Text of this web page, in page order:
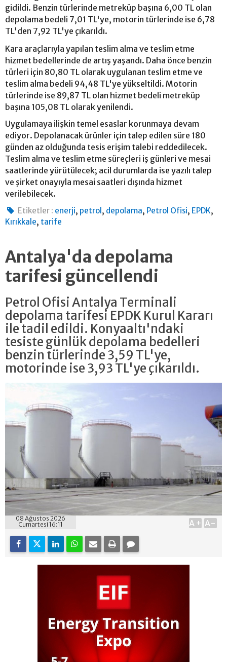
gidildi. Benzin türlerinde metreküp başına 6,00 TL olan
depolama bedeli 7,01 TL'ye, motorin türlerinde ise 6,78
TL'den 7,92 TL'ye çıkarıldı.
Kara araçlarıyla yapılan teslim alma ve teslim etme
hizmet bedellerinde de artış yaşandı. Daha önce benzin
türleri için 80,80 TL olarak uygulanan teslim etme ve
teslim alma bedeli 94,48 TL'ye yükseltildi. Motorin
türlerinde ise 89,87 TL olan hizmet bedeli metreküp
başına 105,08 TL olarak yenilendi.
Uygulamaya ilişkin temel esaslar korunmaya devam
ediyor. Depolanacak ürünler için talep edilen süre 180
günden az olduğunda tesis erişim talebi reddedilecek.
Teslim alma ve teslim etme süreçleri iş günleri ve mesai
saatlerinde yürütülecek; acil durumlarda ise yazılı talep
ve şirket onayıyla mesai saatleri dışında hizmet
verilebilecek.
Etiketler : enerji, petrol , depolama, Petrol Ofisi, EPDK,
Kırıkkale, tarife
Antalya'da depolama
tarifesi güncellendi
Petrol Ofisi Antalya Terminali
depolama tarifesi EPDK Kurul Kararı
ile tadil edildi. Konyaaltı'ndaki
tesiste günlük depolama bedelleri
benzin türlerinde 3,59 TL'ye,
motorinde ise 3,93 TL'ye çıkarıldı.
08 Ağustos 2026
Cumartesi 16:11
A+ A-